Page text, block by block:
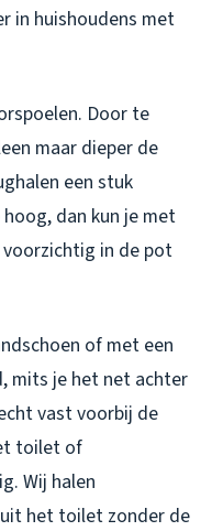
in huishoudens met
Door te
maar dieper de
een stuk
dan kun je met
voorzichtig in de pot
of met een
mits je het net achter
vast voorbij de
toilet of
Wij halen
het toilet zonder de